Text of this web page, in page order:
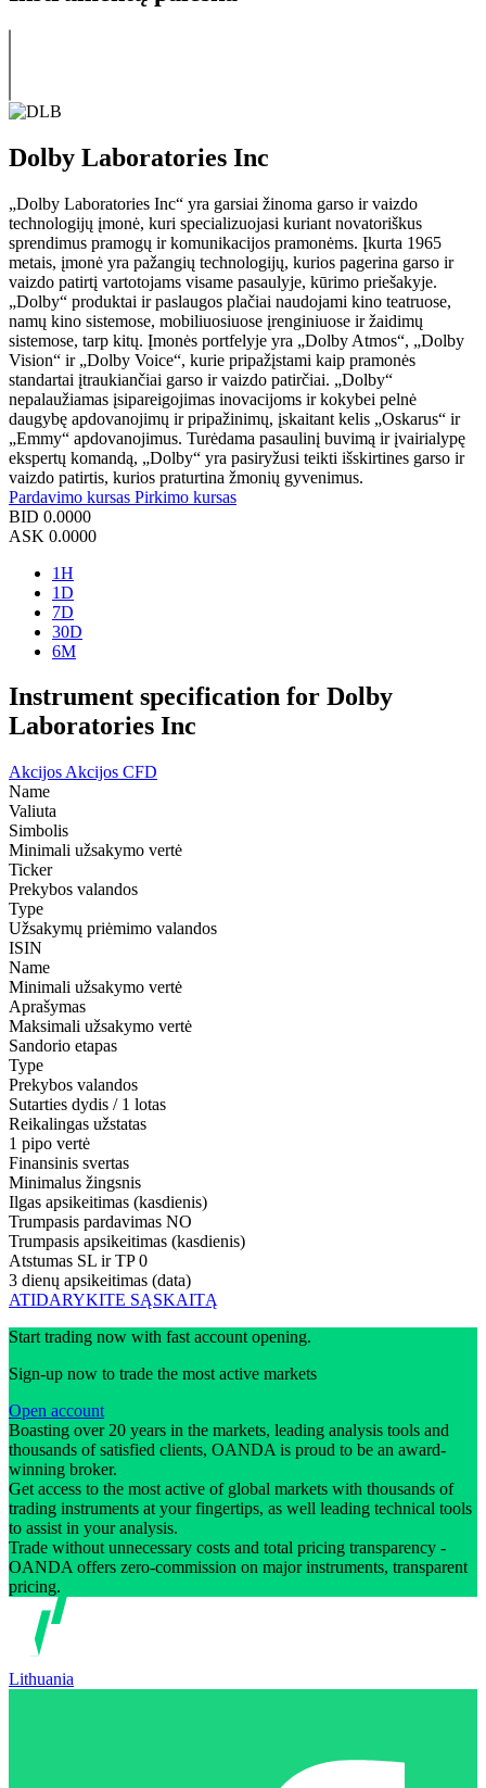
Dolby Laboratories Inc
„Dolby Laboratories Inc“ yra garsiai žinoma garso ir vaizdo
technologijų įmonė, kuri specializuojasi kuriant novatoriškus
sprendimus pramogų ir komunikacijos pramonėms. Įkurta 1965
metais, įmonė yra pažangių technologijų, kurios pagerina garso ir
vaizdo patirtį vartotojams visame pasaulyje, kūrimo priešakyje.
„Dolby“ produktai ir paslaugos plačiai naudojami kino teatruose,
namų kino sistemose, mobiliuosiuose įrenginiuose ir žaidimų
sistemose, tarp kitų. Įmonės portfelyje yra „Dolby Atmos“, „Dolby
Vision“ ir „Dolby Voice“, kurie pripažįstami kaip pramonės
standartai įtraukiančiai garso ir vaizdo patirčiai. „Dolby“
nepalaužiamas įsipareigojimas inovacijoms ir kokybei pelnė
daugybę apdovanojimų ir pripažinimų, įskaitant kelis „Oskarus“ ir
„Emmy“ apdovanojimus. Turėdama pasaulinį buvimą ir įvairialypę
ekspertų komandą, „Dolby“ yra pasiryžusi teikti išskirtines garso ir
vaizdo patirtis, kurios praturtina žmonių gyvenimus.
Pardavimo kursas Pirkimo kursas
BID 0.0000
ASK 0.0000
1H
1D
7D
30D
6M
Instrument specification for Dolby
Laboratories Inc
Akcijos Akcijos CFD
Name
Valiuta
Simbolis
Minimali užsakymo vertė
Ticker
Prekybos valandos
Type
Užsakymų priėmimo valandos
ISIN
Name
Minimali užsakymo vertė
Aprašymas
Maksimali užsakymo vertė
Sandorio etapas
Type
Prekybos valandos
Sutarties dydis / 1 lotas
Reikalingas užstatas
1 pipo vertė
Finansinis svertas
Minimalus žingsnis
Ilgas apsikeitimas (kasdienis)
Trumpasis pardavimas NO
Trumpasis apsikeitimas (kasdienis)
Atstumas SL ir TP 0
3 dienų apsikeitimas (data)
ATIDARYKITE SĄSKAITĄ
Start trading now with fast account opening.
Sign-up now to trade the most active markets
Open account
Boasting over 20 years in the markets, leading analysis tools and
thousands of satisfied clients, OANDA is proud to be an award-
winning broker.
Get access to the most active of global markets with thousands of
trading instruments at your fingertips, as well leading technical tools
to assist in your analysis.
Trade without unnecessary costs and total pricing transparency -
OANDA offers zero-commission on major instruments, transparent
pricing.
Lithuania